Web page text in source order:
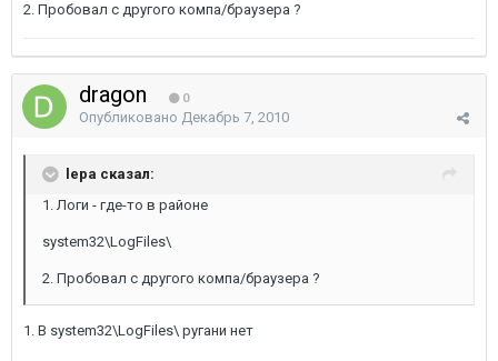
2. Пробовал с другого компа/браузера ?
dragon 0
Опубликовано Декабрь 7, 2010
lepa сказал:
1. Логи - где-то в районе
system32\LogFiles\
2. Пробовал с другого компа/браузера ?
1. В system32\LogFiles\ ругани нет